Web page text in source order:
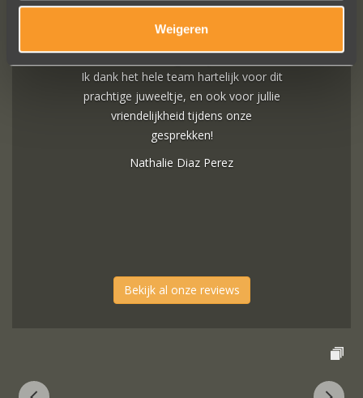
Weigeren
subliem! Zoals altijd! Het maakt mijn
verzameling compleet ??
Ik dank het hele team hartelijk voor dit
prachtige juweeltje, en ook voor jullie
vriendelijkheid tijdens onze
gesprekken!
Nathalie Diaz Perez
Bekijk al onze reviews